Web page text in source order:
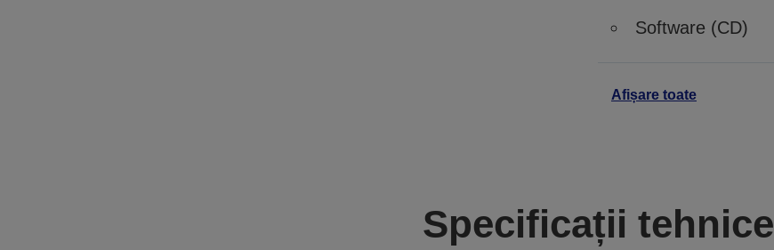
Software (CD)
Afișare toate
Specificații tehnice